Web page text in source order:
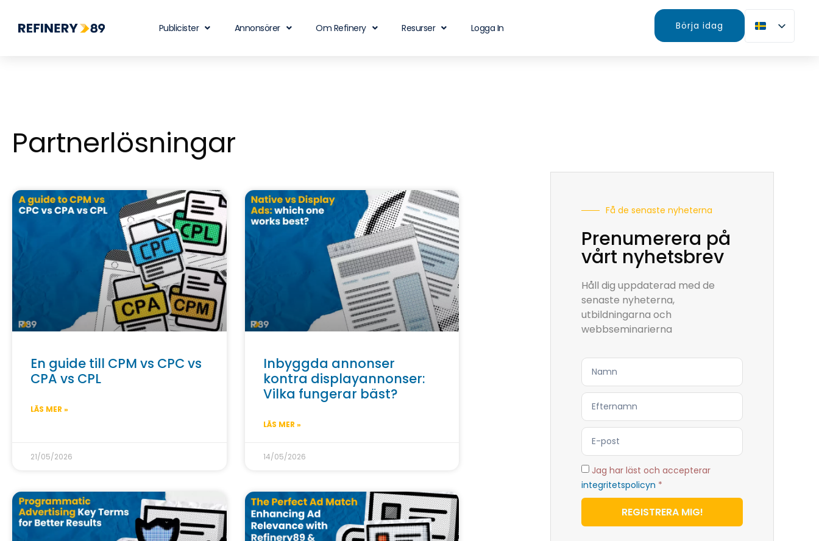
Publicister Annonsörer Om Refinery Resurser Logga In Börja idag
Partnerlösningar
En guide till CPM vs CPC vs
CPA vs CPL
LÄS MER »
21/05/2026
Inbyggda annonser
kontra displayannonser:
Vilka fungerar bäst?
LÄS MER »
14/05/2026
Få de senaste nyheterna
Prenumerera på
vårt nyhetsbrev
Håll dig uppdaterad med de
senaste nyheterna,
utbildningarna och
webbseminarierna
Jag har läst och accepterar
integritetspolicyn *
REGISTRERA MIG!